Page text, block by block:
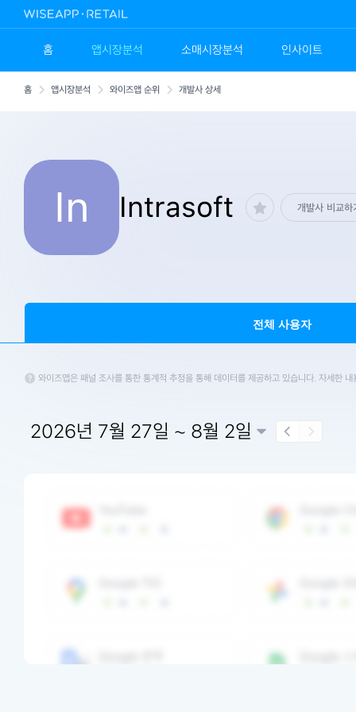
홈 앱시장분석 소매시장분석 인사이트
홈 앱시장분석 와이즈앱 순위 개발사 상세
In Intrasoft 개발사 비교하
전체 사용자
와이즈앱은 패널 조사를 통한 통계적 추정을 통해 데이터를 제공하고 있습니다. 자세한
2026년 7월 27일 ~ 8월 2일